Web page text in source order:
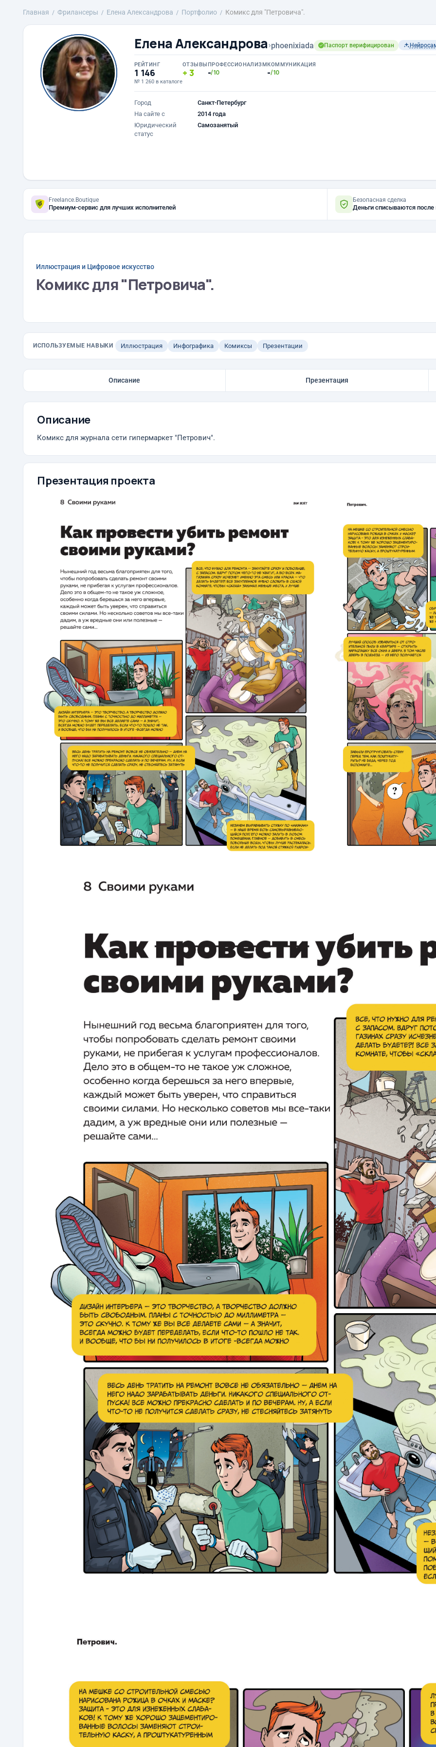
Главная Фрилансеры Елена Александрова Портфолио Комикс для "Петровича".
Елена Александрова›phoenixiada Паспорт верифицирован
РЕЙТИНГ
1 146
№ 1 260 в каталоге
ОТЗЫВЫ
3
ПРОФЕССИОНАЛИЗМ
-/10
КОММУНИКАЦИЯ
-/10
Город
Санкт-Петербург
На сайте с
2014 года
Юридический
статус
Самозанятый
Freelance.Boutique
Премиум-сервис для лучших исполнителей
Безопасная сделка
Деньги списываются после
Иллюстрация и Цифровое искусство
Комикс для "Петровича".
ИСПОЛЬЗУЕМЫЕ НАВЫКИ Иллюстрация Инфографика Комиксы Презентации
Описание Презентация
Описание
Комикс для журнала сети гипермаркет "Петрович".
Презентация проекта